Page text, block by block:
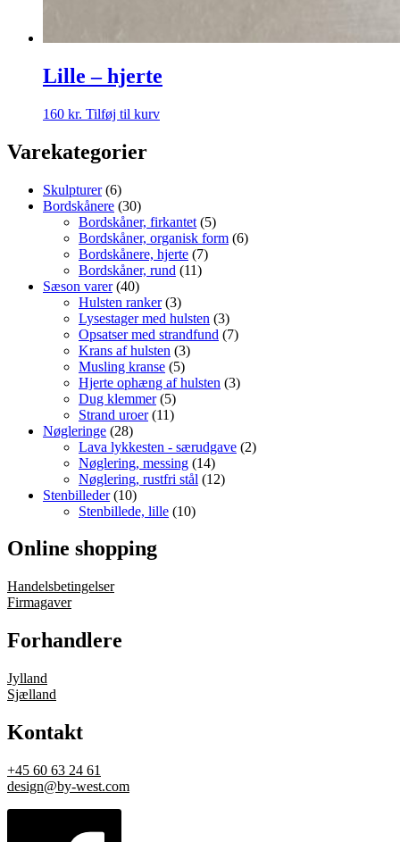
Lille – hjerte
160 kr. Tilføj til kurv
Varekategorier
Skulpturer (6)
Bordskånere (30)
Bordskåner, firkantet (5)
Bordskåner, organisk form (6)
Bordskånere, hjerte (7)
Bordskåner, rund (11)
Sæson varer (40)
Hulsten ranker (3)
Lysestager med hulsten (3)
Opsatser med strandfund (7)
Krans af hulsten (3)
Musling kranse (5)
Hjerte ophæng af hulsten (3)
Dug klemmer (5)
Strand uroer (11)
Nøgleringe (28)
Lava lykkesten - særudgave (2)
Nøglering, messing (14)
Nøglering, rustfri stål (12)
Stenbilleder (10)
Stenbillede, lille (10)
Online shopping
Handelsbetingelser
Firmagaver
Forhandlere
Jylland
Sjælland
Kontakt
+45 60 63 24 61
design@by-west.com